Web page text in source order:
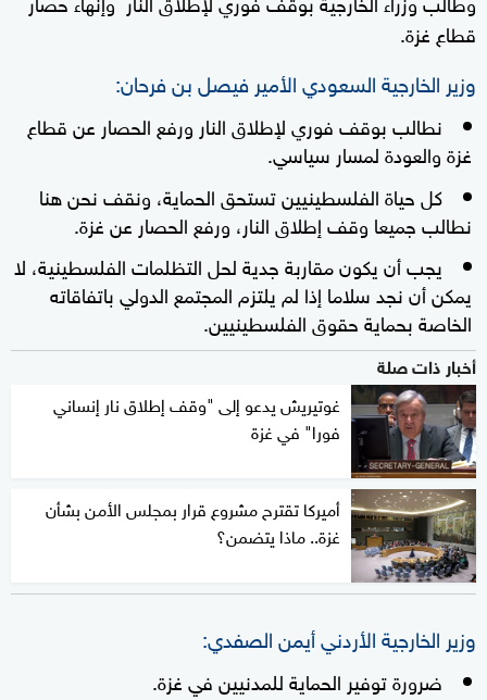
قطاع غزة.
وزير الخارجية السعودي الأمير فيصل بن فرحان:
نطالب بوقف فوري لإطلاق النار ورفع الحصار عن قطاع
غزة والعودة لمسار سياسي.
كل حياة الفلسطينيين تستحق الحماية، ونقف نحن هنا
نطالب جميعا وقف إطلاق النار، ورفع الحصار عن غزة.
يجب أن يكون مقاربة جدية لحل التظلمات الفلسطينية، لا
يمكن أن نجد سلاما إذا لم يلتزم المجتمع الدولي باتفاقاته
الخاصة بحماية حقوق الفلسطينيين.
أخبار ذات صلة
غوتيريش يدعو إلى "وقف إطلاق نار إنساني
فورا" في غزة
أميركا تقترح مشروع قرار بمجلس الأمن بشأن
غزة.. ماذا يتضمن؟
وزير الخارجية الأردني أيمن الصفدي:
ضرورة توفير الحماية للمدنيين في غزة.